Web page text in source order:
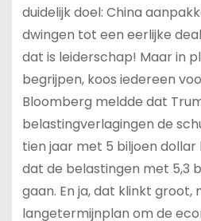
duidelijk doel: China
dwingen tot een eerlijke
dat is leiderschap! Maar in
begrijpen, koos iedereen
Bloomberg meldde dat
belastingverlagingen de
tien jaar met 5 biljoen dollar
dat de belastingen met 5,3
gaan. En ja, dat klinkt groot,
langetermijnplan om de